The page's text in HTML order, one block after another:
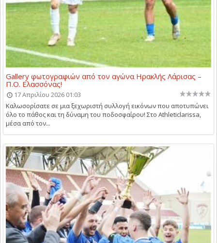
Gallery φωτογραφιών από τον αγώνα Ηρακλής Λάρισας –
Π.Ο. Ελασσόνας!
17 Απριλίου 2026 01:03
Καλωσορίσατε σε μια ξεχωριστή συλλογή εικόνων που αποτυπώνει
όλο το πάθος και τη δύναμη του ποδοσφαίρου! Στο Athleticlarissa,
μέσα από τον...